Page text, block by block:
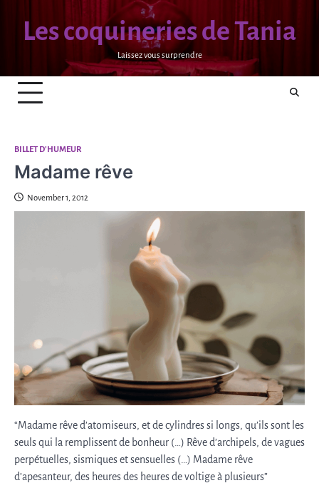
contentLes coquineries de Tania
Laissez vous surprendre
BILLET D'HUMEUR
Madame rêve
November 1, 2012
“Madame rêve d’atomiseurs, et de cylindres si longs, qu’ils sont les
seuls qui la remplissent de bonheur (…) Rêve d’archipels, de vagues
perpétuelles, sismiques et sensuelles (…) Madame rêve
d’apesanteur, des heures des heures de voltige à plusieurs”